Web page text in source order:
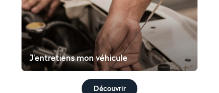
J'entretiens mon véhicule
Découvrir